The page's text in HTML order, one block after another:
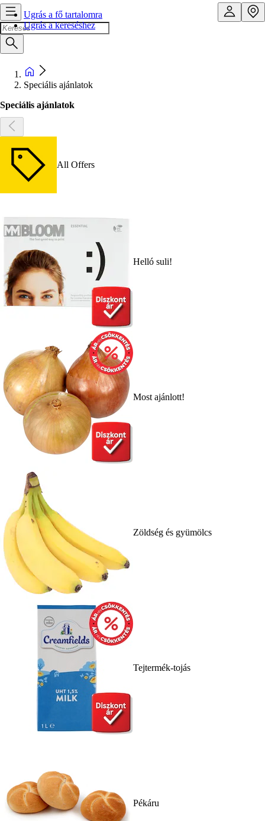
Ugrás a fő tartalomra
Ugrás a kereséshez
Speciális ajánlatok
Speciális ajánlatok
All Offers
Helló suli!
Most ajánlott!
Zöldség és gyümölcs
Tejtermék-tojás
Pékáru